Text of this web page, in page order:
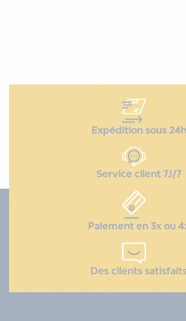
Expédition sous 24h
Service client 7J/7
Paiement en 3x ou
Des clients